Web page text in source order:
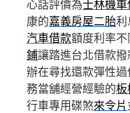
心話評價為士林機車
康的嘉義房屋二胎利
汽車借款額度利率
鋪讓踏進台北借款
辦在尋找還款彈性
務當舖經營經驗的板
行車專用碟煞來令片